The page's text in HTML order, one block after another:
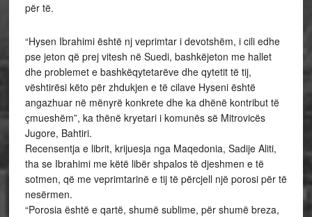
për të.
“Hysen Ibrahimi është nj veprimtar i devotshëm, i cili edhe
pse jeton që prej vitesh në Suedi, bashkëjeton me hallet
dhe problemet e bashkëqytetarëve dhe qytetit të tij,
vështirësi këto për zhdukjen e të cilave Hyseni është
angazhuar në mënyrë konkrete dhe ka dhënë kontribut të
çmueshëm”, ka thënë kryetari i komunës së Mitrovicës
Jugore, Bahtiri.
Recensentja e librit, krijuesja nga Maqedonia, Sadije Aliti,
tha se Ibrahimi me këtë libër shpalos të djeshmen e të
sotmen, që me veprimtarinë e tij të përcjell një porosi për të
nesërmen.
“Porosia është e qartë, shumë sublime, për shumë breza,